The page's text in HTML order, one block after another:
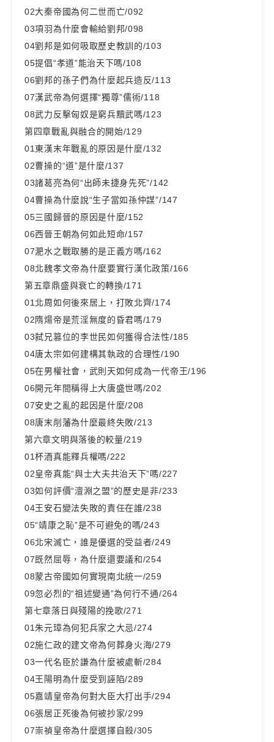
02大秦帝國為何二世而亡/092
03項羽為什麼會輸給劉邦/098
04劉邦是如何吸取歷史教訓的/103
05提倡“孝道”能治天下嗎/108
06劉邦的孫子們為什麼起兵造反/113
07漢武帝為何選擇“獨尊”儒術/118
08武力反擊匈奴是窮兵黷武嗎/123
第四章戰亂與融合的開始/129
01東漢末年戰亂的原因是什麼/132
02曹操的“道”是什麼/137
03諸葛亮為何“出師未捷身先死”/142
04曹操為什麼說“生子當如孫仲謀”/147
05三國歸晉的原因是什麼/152
06西晉王朝為何如此短命/157
07淝水之戰取勝的是正義方嗎/162
08北魏孝文帝為什麼要實行漢化政策/166
第五章鼎盛與衰亡的轉換/171
01北周如何後來居上，打敗北齊/174
02隋煬帝是荒淫無度的昏君嗎/179
03弑兄篡位的李世民如何獲得合法性/185
04唐太宗如何建構其執政的合理性/190
05在男權社會，武則天如何成為一代帝王/196
06開元年間稱得上大唐盛世嗎/202
07安史之亂的起因是什麼/208
08唐末削藩為什麼最終失敗/213
第六章文明與落後的較量/219
01杯酒真能釋兵權嗎/222
02皇帝真能“與士大夫共治天下”嗎/227
03如何評價“澶淵之盟”的歷史是非/233
04王安石變法失敗的責任在誰/238
05“靖康之恥”是不可避免的嗎/243
06北宋滅亡，誰是優選的受益者/249
07既然屈辱，為什麼還要議和/254
08蒙古帝國如何實現南北統一/259
09忽必烈的“祖述變通”為何行不通/264
第七章落日與殘陽的挽歌/271
01朱元璋為何犯兵家之大忌/274
02施仁政的建文帝為何葬身火海/279
03一代名臣於謙為什麼被處斬/284
04王陽明為什麼受到誣陷/289
05嘉靖皇帝為何對大臣大打出手/294
06張居正死後為何被抄家/299
07崇禎皇帝為什麼選擇自殺/305